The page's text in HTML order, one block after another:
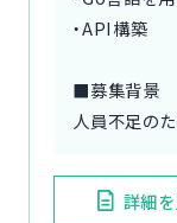
・API構築
■募集背景
人員不足のた
詳細